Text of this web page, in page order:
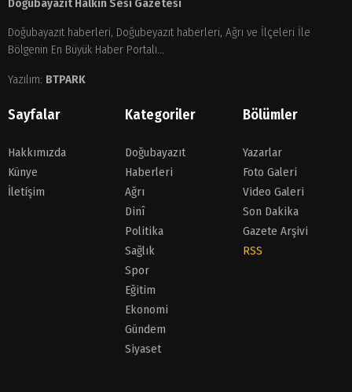
Doğubayazıt Halkın Sesi Gazetesi
Doğubayazıt haberleri, Doğubeyazıt haberleri, Ağrı ve İlçeleri İle
Bölgenin En Büyük Haber Portalı...
Yazılım: BTPARK
Sayfalar
Hakkımızda
Künye
İletişim
Kategoriler
Doğubayazıt
Haberleri
Ağrı
Dinî
Politika
Sağlık
Spor
Eğitim
Ekonomi
Gündem
Siyaset
Bölümler
Yazarlar
Foto Galeri
Video Galeri
Son Dakika
Gazete Arşivi
RSS